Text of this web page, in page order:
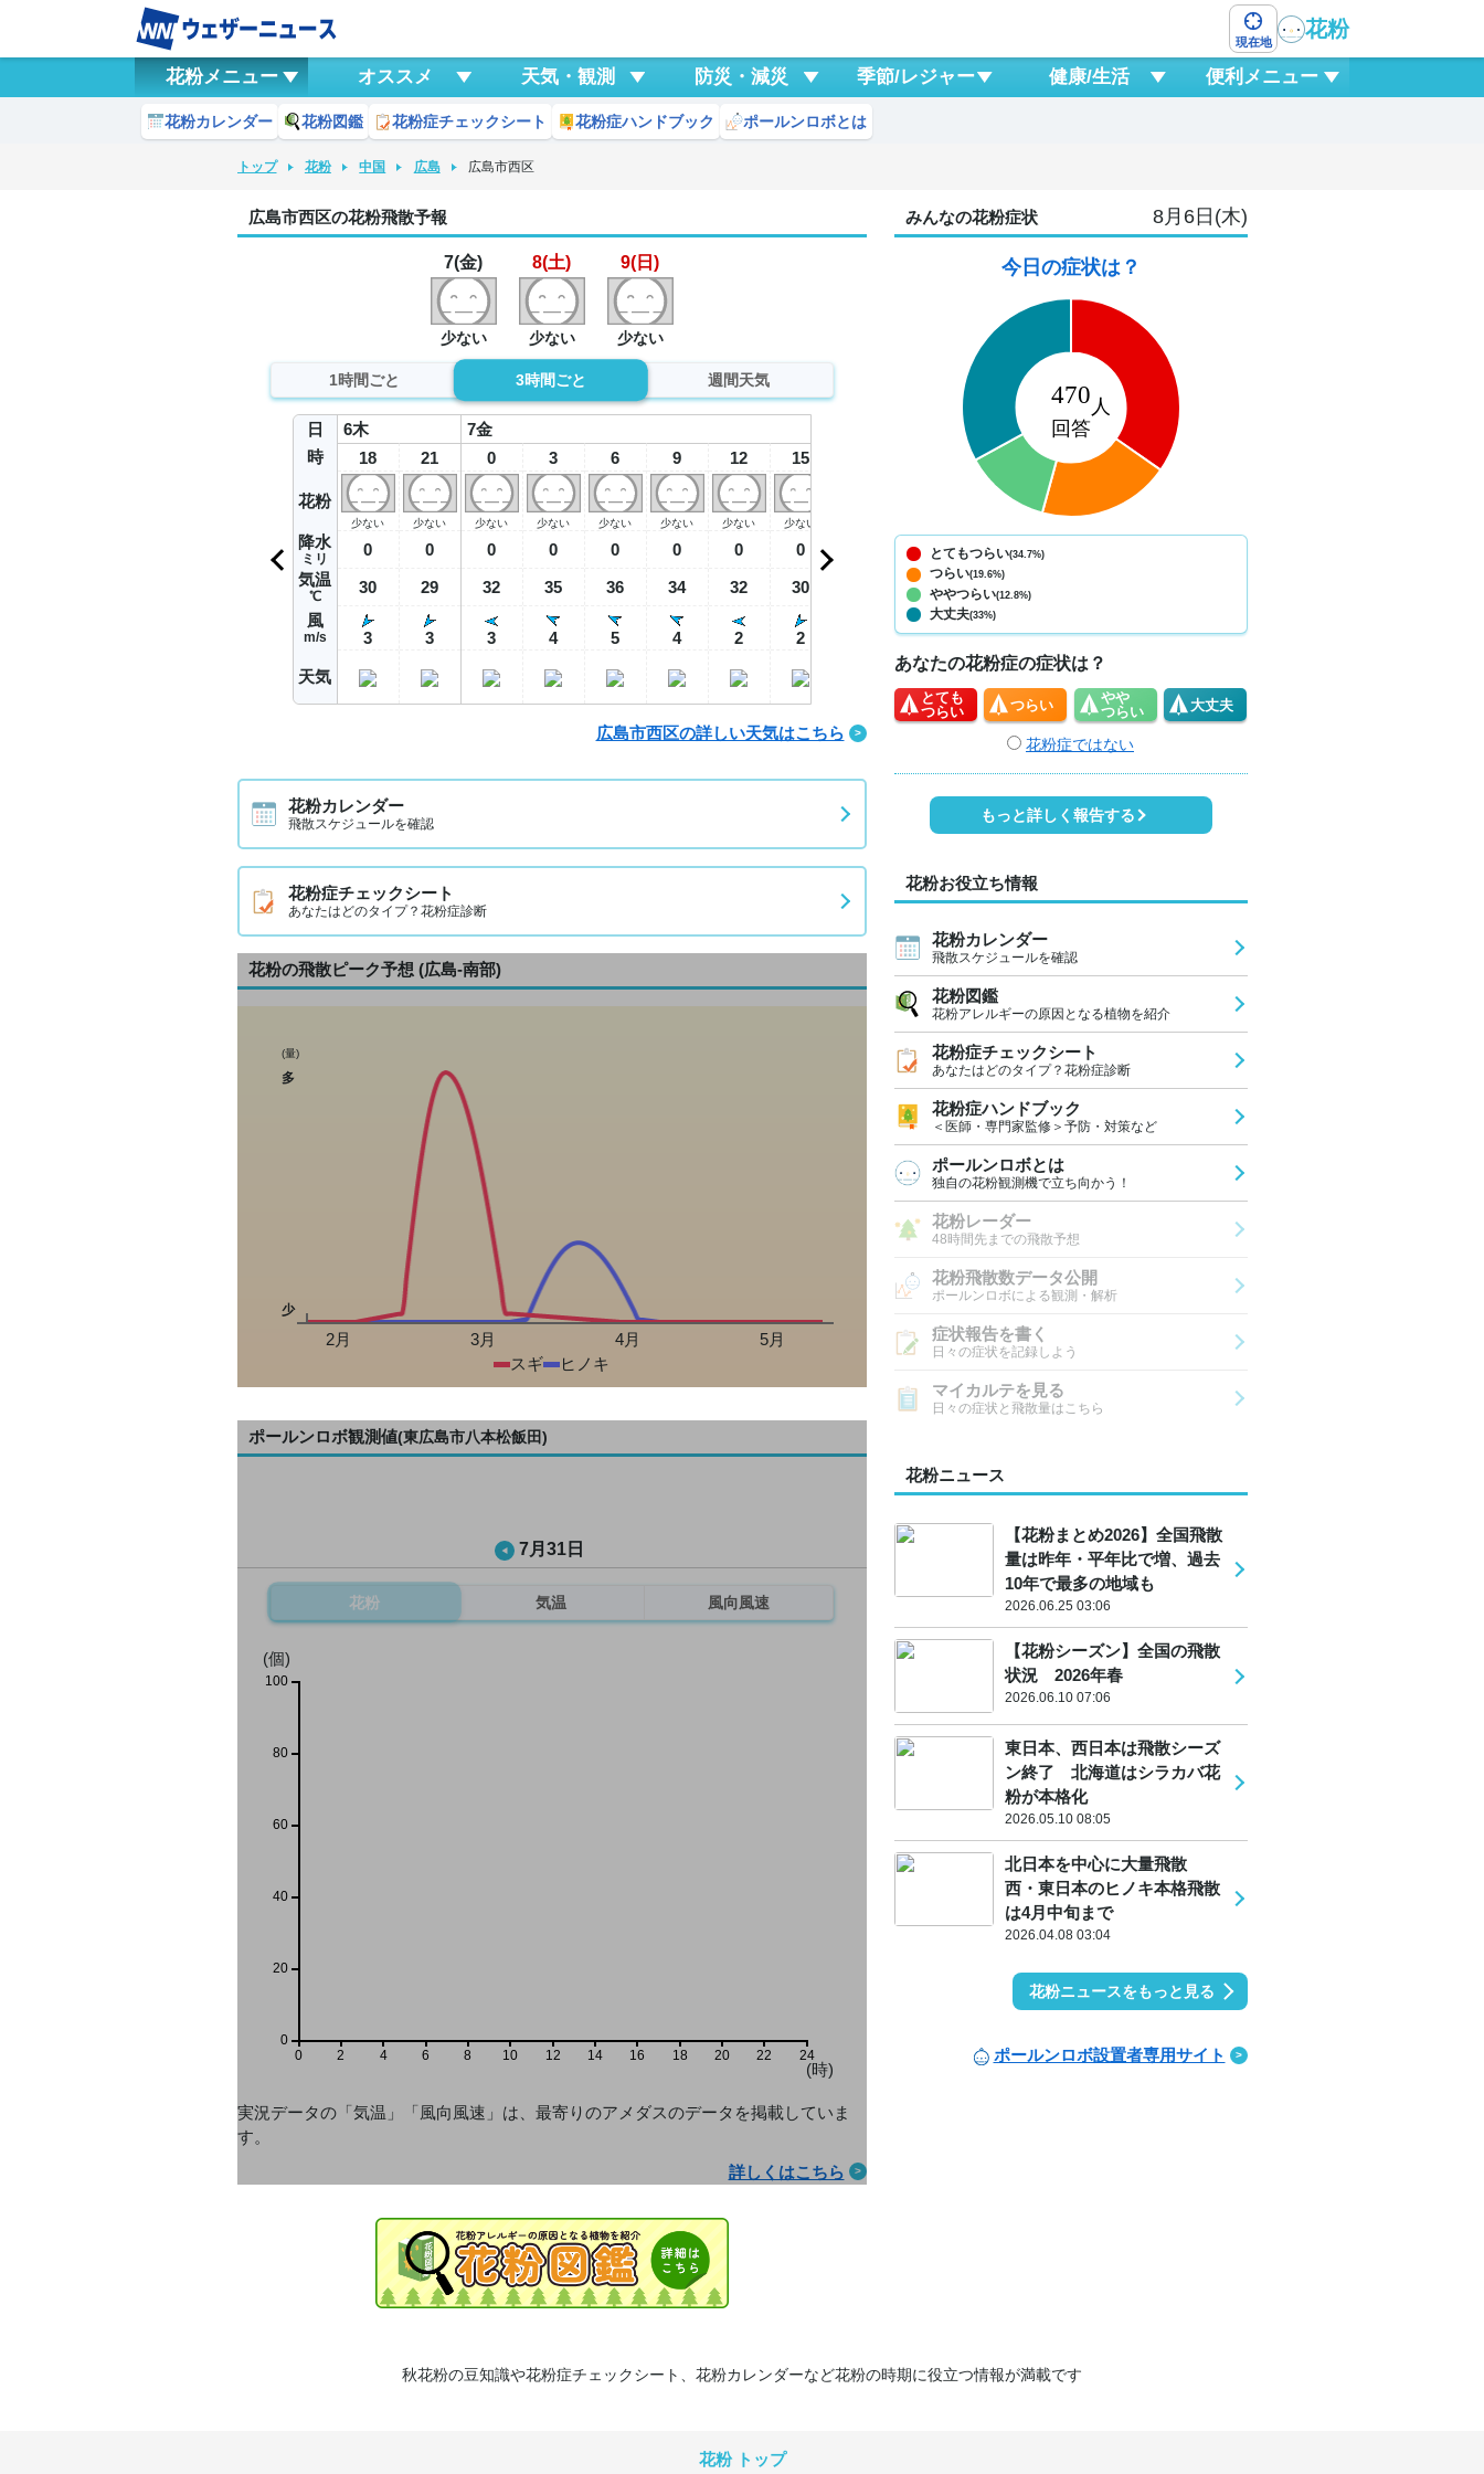
現在地
花粉
花粉メニュー オススメ 天気・観測 防災・減災 季節/レジャー 健康/生活 便利メニュー
花粉カレンダー 花粉図鑑 花粉症チェックシート 花粉症ハンドブック ポールンロボとは
トップ 花粉 中国 広島 広島市西区
広島市西区の花粉飛散予報
7(金)
少ない
8(土)
少ない
9(日)
少ない
1時間ごと 3時間ごと 週間天気
日
時
花粉
降水
ミリ
気温
℃
風
m/s
天気
6木
18
少ない
0
30
3
21
少ない
0
29
3
7金
0
少ない
0
32
3
3
少ない
0
35
4
6
少ない
0
36
5
9
少ない
0
34
4
12
少ない
0
32
2
15
少ない
0
30
2
0
28
2
8
0
0
31
3
3
0
3
6
4
9
2 1
広島市西区の詳しい天気はこちら
花粉カレンダー
飛散スケジュールを確認
花粉症チェックシート
あなたはどのタイプ？花粉症診断
花粉の飛散ピーク予想 (広島-南部)
(量)
多
少
2月 3月 4月
5月
スギ
ヒノキ
ポールンロボ観測値(東広島市八本松飯田)
7月31日
花粉 気温 風向風速
0 2 4 6 8 10 12 14 16 18 20 22 24
(個)
(時)
0
20
40
60
80
100
実況データの「気温」「風向風速」は、最寄りのアメダスのデータを掲載していま
す。
詳しくはこちら
みんなの花粉症状 8月6日(木)
今日の症状は？
とてもつらい(34.7%)
つらい(19.6%)
ややつらい(12.8%)
大丈夫(33%)
あなたの花粉症の症状は？
とても
つらい
つらい
やや
つらい
大丈夫
花粉症ではない
もっと詳しく報告する
花粉お役立ち情報
花粉カレンダー
飛散スケジュールを確認
花粉図鑑
花粉アレルギーの原因となる植物を紹介
花粉症チェックシート
あなたはどのタイプ？花粉症診断
花粉症ハンドブック
＜医師・専門家監修＞予防・対策など
ポールンロボとは
独自の花粉観測機で立ち向かう！
花粉レーダー
48時間先までの飛散予想
花粉飛散数データ公開
ポールンロボによる観測・解析
症状報告を書く
日々の症状を記録しよう
マイカルテを見る
日々の症状と飛散量はこちら
花粉ニュース
【花粉まとめ2026】全国飛散
量は昨年・平年比で増、過去
10年で最多の地域も
2026.06.25 03:06
【花粉シーズン】全国の飛散
状況 2026年春
2026.06.10 07:06
東日本、西日本は飛散シーズ
ン終了 北海道はシラカバ花
粉が本格化
2026.05.10 08:05
北日本を中心に大量飛散
西・東日本のヒノキ本格飛散
は4月中旬まで
2026.04.08 03:04
花粉ニュースをもっと見る
ポールンロボ設置者専用サイト
秋花粉の豆知識や花粉症チェックシート、花粉カレンダーなど花粉の時期に役立つ情報が満載です
花粉 トップ